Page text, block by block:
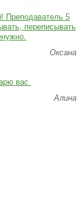
Преподаватель 5
переписывать
Оксана
вас
Алина